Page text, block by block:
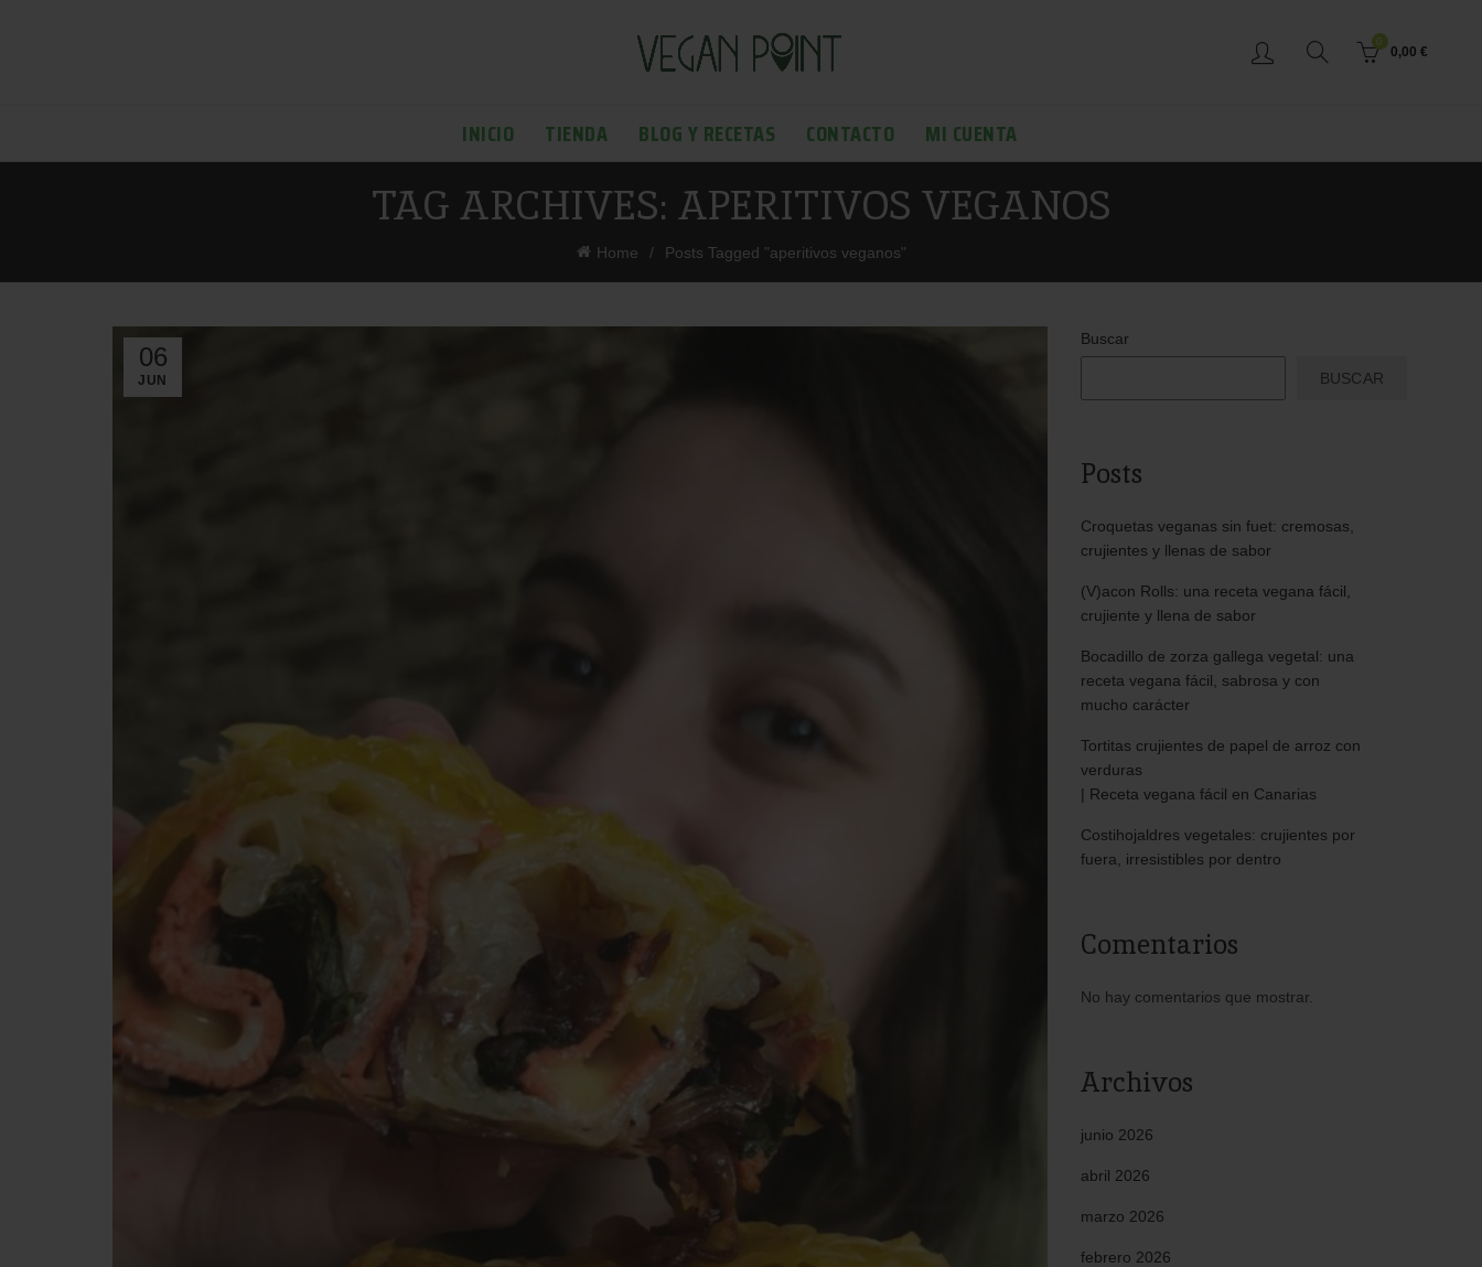
0
0,00 €
INICIO TIENDA BLOG Y RECETAS CONTACTO MI CUENTA
TAG ARCHIVES: APERITIVOS VEGANOS
Home Posts Tagged "aperitivos veganos"
06
JUN
Buscar
BUSCAR
Posts
Croquetas veganas sin fuet: cremosas,
crujientes y llenas de sabor
(V)acon Rolls: una receta vegana fácil,
crujiente y llena de sabor
Bocadillo de zorza gallega vegetal: una
receta vegana fácil, sabrosa y con
mucho carácter
Tortitas crujientes de papel de arroz con
verduras
| Receta vegana fácil en Canarias
Costihojaldres vegetales: crujientes por
fuera, irresistibles por dentro
Comentarios
No hay comentarios que mostrar.
Archivos
junio 2026
abril 2026
marzo 2026
febrero 2026